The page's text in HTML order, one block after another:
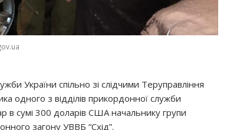
України спільно зі слідчими Теруправління
одного з відділів прикордонної служби
в сумі 300 доларів США начальнику групи
загону УВВБ “Схід”.